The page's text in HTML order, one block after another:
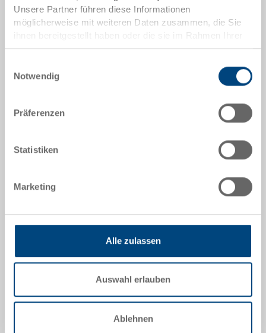
Unsere Partner führen diese Informationen
möglicherweise mit weiteren Daten zusammen, die Sie
Nutzung der Dienste gesammelt haben.
Notwendig
Präferenzen
Statistiken
Marketing
Alle zulassen
Auswahl erlauben
Ablehnen
Scharnierdeckel
Scharnierdeckel 600x400 mm, mit
Masse
Farbe
3-213Z-1-11.7010.0101
Lieferzeit
ab CHF 8.30
zum Produkt